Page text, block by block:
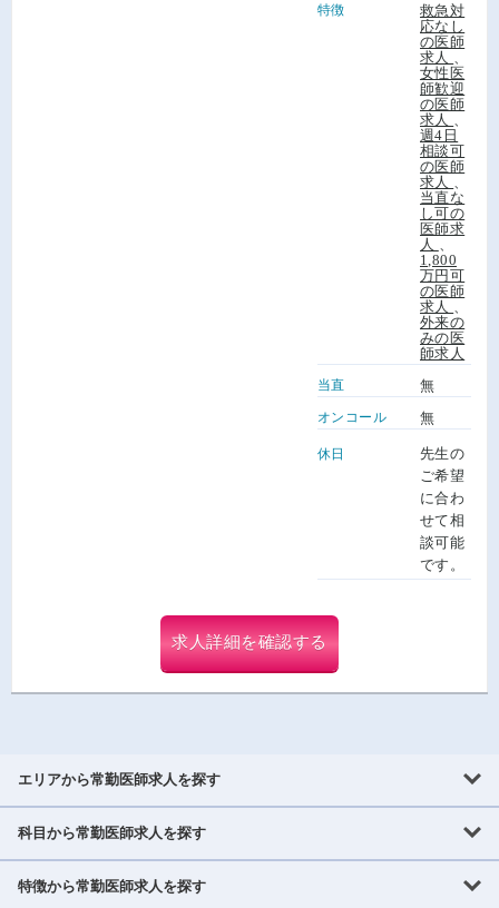
特徴
救急対
応なし
の医師
求人
女性医
師歓迎
の医師
求人
週4日
相談可
の医師
求人
当直な
し可の
医師求
人
1,800
万円可
の医師
求人
外来の
みの医
師求人
当直 無
オンコール 無
休日
先生の
ご希望
に合わ
せて相
談可能
です。
求人詳細を確認する
エリアから常勤医師求人を探す
北海道・東北
北海道 青森県 岩手県
科目から常勤医師求人を探す
内科系
特徴から常勤医師求人を探す